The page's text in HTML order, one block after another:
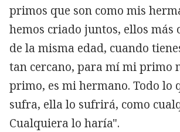
primos que son como mis
hemos criado juntos, ellos más
de la misma edad, cuando
tan cercano, para mí mi primo
primo, es mi hermano. Todo lo
sufra, ella lo sufrirá, como
Cualquiera lo haría".